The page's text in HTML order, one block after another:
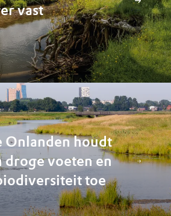
vast
Onlanden houdt
droge voeten en
toe